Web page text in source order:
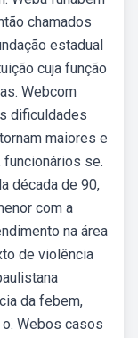
chamados
estadual
cuja função
Webcom
dificuldades
maiores e
funcionários se.
década de 90,
com a
na área
de violência
da febem,
o. Webos casos